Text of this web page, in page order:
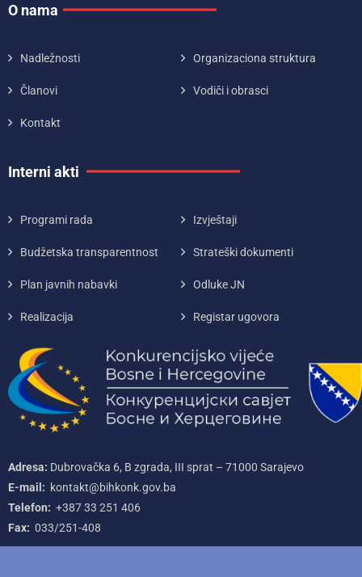
O nama
Nadležnosti Organizaciona struktura
Članovi Vodiči i obrasci
Kontakt
Interni akti
Programi rada Izvještaji
Budžetska transparentnost Strateški dokumenti
Plan javnih nabavki Odluke JN
Realizacija Registar ugovora
Adresa: Dubrovačka 6, B zgrada, III sprat – 71000‌ Sarajevo
E-mail: kontakt@bihkonk.gov.ba
Telefon: +387‌ 33‌ 251‌ 406
Fax: 033/251-408